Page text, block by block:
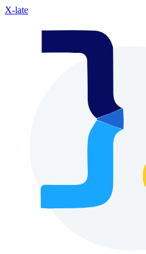
X-late